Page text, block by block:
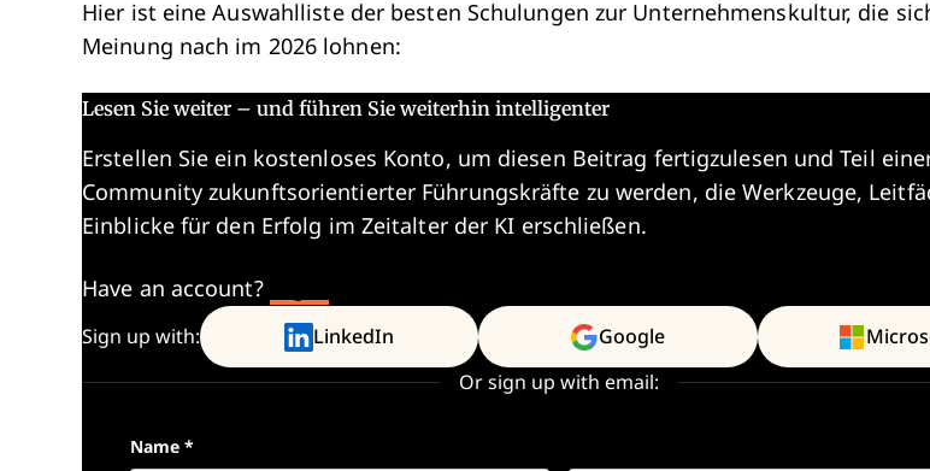
Hier ist eine Auswahlliste der besten Schulungen zur Unternehmenskultur, die
Meinung nach im 2026 lohnen:
Lesen Sie weiter – und führen Sie weiterhin intelligenter
Erstellen Sie ein kostenloses Konto, um diesen Beitrag fertigzulesen und Teil
Community zukunftsorientierter Führungskräfte zu werden, die Werkzeuge,
Einblicke für den Erfolg im Zeitalter der KI erschließen.
Have an account?
Sign up with: LinkedIn Google
Or sign up with email:
Name *